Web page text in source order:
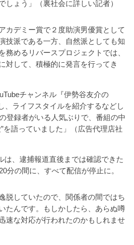
しょう」（裏社会に詳しい記者）
カデミー賞で２度助演男優賞として
技派である一方、自然派としても知
務めるリバースプロジェクトでは、
対して、積極的に発言を行ってき
チャンネル『伊勢谷友介の
、ライフスタイルを紹介するなどし
登録者がいる人気ぶりで、番組の中
を語っていました」（広告代理店社
は、逮捕報道直後までは確認できた
分の間に、すべて配信が停止に。
脱していたので、関係者の間ではち
たんです。もしかしたら、あらぬ噂
速な対応が行われたのかもしれませ